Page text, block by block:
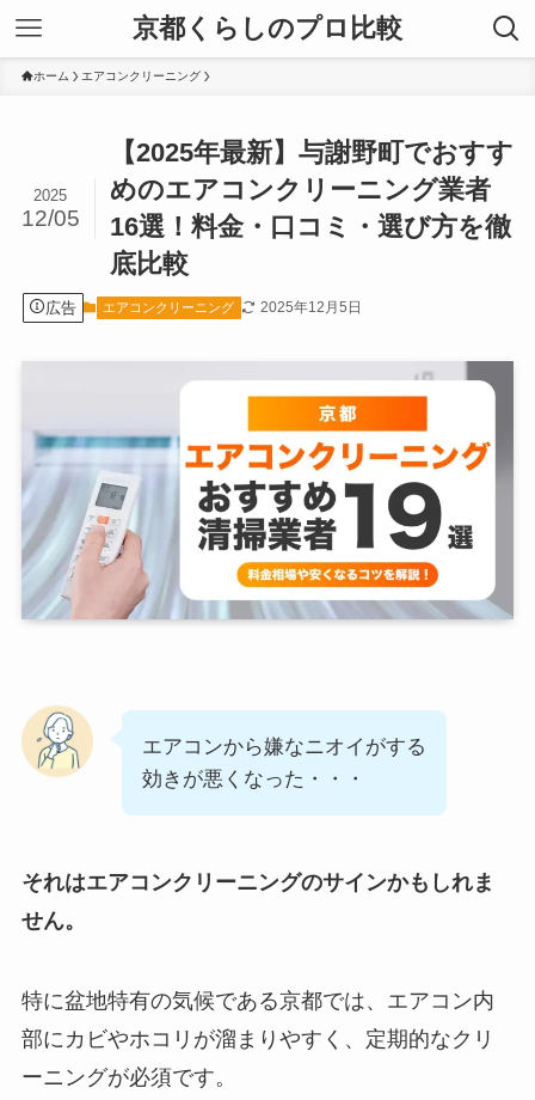
京都くらしのプロ比較
ホーム エアコンクリーニング
【2025年最新】与謝野町でおすす
めのエアコンクリーニング業者
16選！料金・口コミ・選び方を徹
底比較
2025
12/05
広告 エアコンクリーニング 2025年12月5日
エアコンから嫌なニオイがする
効きが悪くなった・・・
それはエアコンクリーニングのサインかもしれま
せん。
特に盆地特有の気候である京都では、エアコン内
部にカビやホコリが溜まりやすく、定期的なクリ
ーニングが必須です。